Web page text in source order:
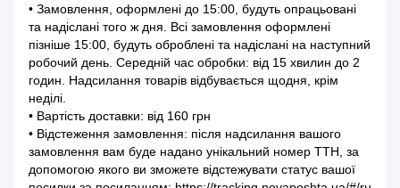
• Замовлення, оформлені до 15:00, будуть опрацьовані
та надіслані того ж дня. Всі замовлення оформлені
пізніше 15:00, будуть оброблені та надіслані на наступний
робочий день. Середній час обробки: від 15 хвилин до 2
годин. Надсилання товарів відбувається щодня, крім
неділі.
• Вартість доставки: від 160 грн
• Відстеження замовлення: після надсилання вашого
замовлення вам буде надано унікальний номер ТТН, за
допомогою якого ви зможете відстежувати статус вашої